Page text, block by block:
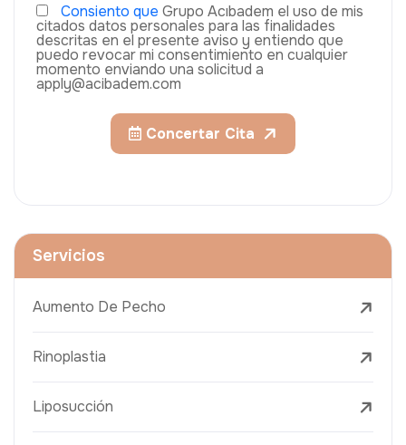
Consiento que Grupo Acıbadem el uso de mis
citados datos personales para las finalidades
descritas en el presente aviso y entiendo que
puedo revocar mi consentimiento en cualquier
momento enviando una solicitud a
apply@acibadem.com
Concertar Cita
Servicios
Aumento De Pecho
Rinoplastia
Liposucción